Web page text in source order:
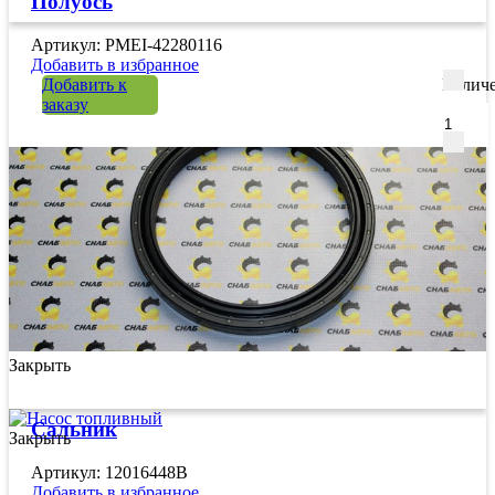
Артикул: PMEI-42280116
Добавить в избранное
Добавить к
заказу
Закрыть
Сальник
Артикул: 12016448B
Закрыть